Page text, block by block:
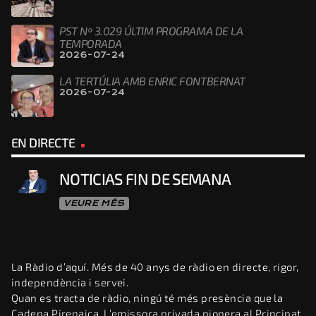
PST Nº 3.029 ÚLTIM PROGRAMA DE LA
TEMPORADA
2026-07-24
LA TERTÚLIA AMB ENRIC FONTBERNAT
2026-07-24
EN DIRECTE
NOTICIAS FIN DE SEMANA
VEURE MÉS
La Ràdio d’aquí. Més de 40 anys de ràdio en directe, rigor,
independència i servei.
Quan es tracta de ràdio, ningú té més presència que la
Cadena Pirenaica. L’emissora privada pionera al Principat,